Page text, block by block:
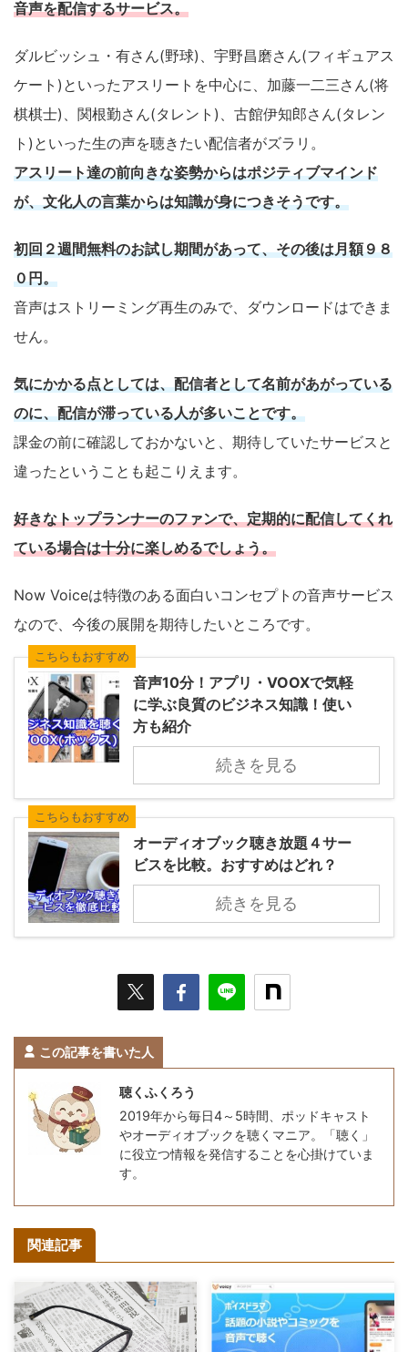
音声を配信するサービス。
ダルビッシュ・有さん(野球)、宇野昌磨さん(フィギュアス
ケート)といったアスリートを中心に、加藤一二三さん(将
棋棋士)、関根勤さん(タレント)、古館伊知郎さん(タレン
ト)といった生の声を聴きたい配信者がズラリ。
アスリート達の前向きな姿勢からはポジティブマインド
が、文化人の言葉からは知識が身につきそうです。
初回２週間無料のお試し期間があって、その後は月額９８
０円。
音声はストリーミング再生のみで、ダウンロードはできま
せん。
気にかかる点としては、配信者として名前があがっている
のに、配信が滞っている人が多いことです。
課金の前に確認しておかないと、期待していたサービスと
違ったということも起こりえます。
好きなトップランナーのファンで、定期的に配信してくれ
ている場合は十分に楽しめるでしょう。
Now Voiceは特徴のある面白いコンセプトの音声サービス
なので、今後の展開を期待したいところです。
こちらもおすすめ
音声10分！アプリ・VOOXで気軽
に学ぶ良質のビジネス知識！使い
方も紹介
続きを見る
こちらもおすすめ
オーディオブック聴き放題４サー
ビスを比較。おすすめはどれ？
続きを見る
この記事を書いた人
聴くふくろう
2019年から毎日4～5時間、ポッドキャスト
やオーディオブックを聴くマニア。「聴く」
に役立つ情報を発信することを心掛けていま
す。
関連記事